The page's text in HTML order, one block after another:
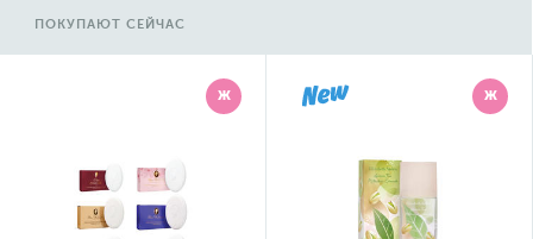
ПОКУПАЮТ СЕЙЧАС
Ж Ж